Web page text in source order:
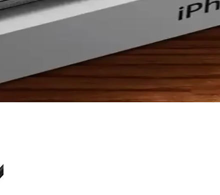
ve darbelere karşı korur, dayanıklı malzemesiyle uzun ömür
ve Koruma Bir Arada
sunar. Uygun fiyatlı ve çeşitli renk seçenekleriyle telefonunuzu
rehberi
seçim kriterleriyle telefonunuzu nasıl koruyacağınızı anlatan rehber.